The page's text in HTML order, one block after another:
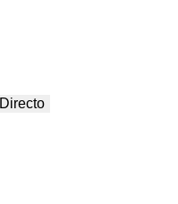
Directo